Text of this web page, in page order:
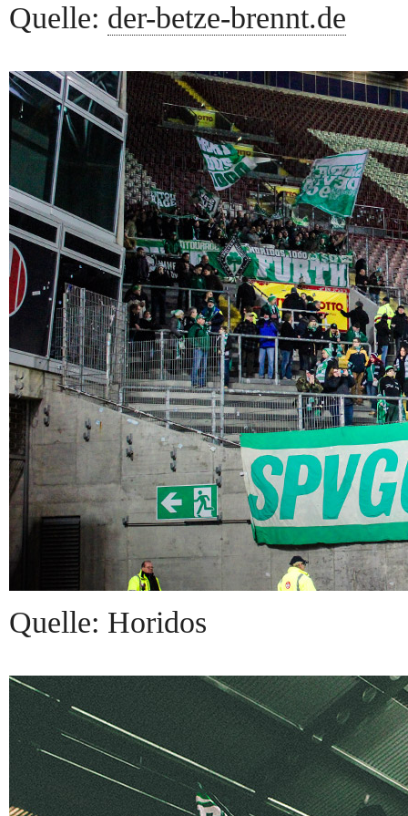
Quelle: der-betze-brennt.de
Quelle: Horidos